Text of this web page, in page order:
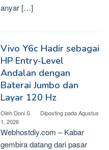
anyar […]
Vivo Y6c Hadir sebagai
HP Entry-Level
Andalan dengan
Baterai Jumbo dan
Layar 120 Hz
Oleh Doni S Diposting padaAgustus
1, 2026
Webhostdiy.com – Kabar
gembira datang dari pasar